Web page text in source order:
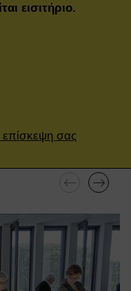
εισιτήριο.
επίσκεψη σας